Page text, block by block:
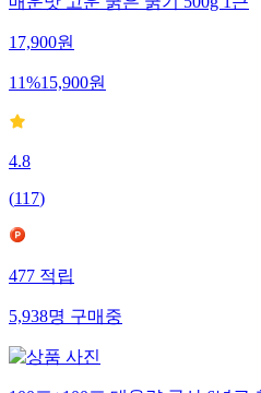
매운맛 고운 굵은 굵기 500g 1근
17,900원
11%15,900원
4.8
(117)
477적립
5,938명구매중